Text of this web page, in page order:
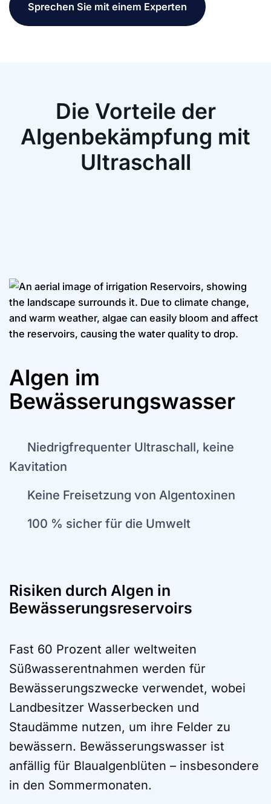
Sprechen Sie mit einem Experten
Die Vorteile der
Algenbekämpfung mit
Ultraschall
Algen im
Bewässerungswasser
Niedrigfrequenter Ultraschall, keine
Kavitation
Keine Freisetzung von Algentoxinen
100 % sicher für die Umwelt
Risiken durch Algen in
Bewässerungsreservoirs
Fast 60 Prozent aller weltweiten
Süßwasserentnahmen werden für
Bewässerungszwecke verwendet, wobei
Landbesitzer Wasserbecken und
Staudämme nutzen, um ihre Felder zu
bewässern. Bewässerungswasser ist
anfällig für Blaualgenblüten – insbesondere
in den Sommermonaten.